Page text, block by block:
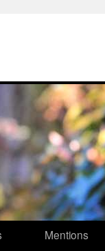
Mentions